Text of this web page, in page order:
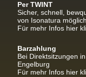
Per TWINT
Sicher, schnell,
von Isonatura
Für mehr Infos hier
Barzahlung
Bei Direktsitzungen
Engelburg
Für mehr Infos hier